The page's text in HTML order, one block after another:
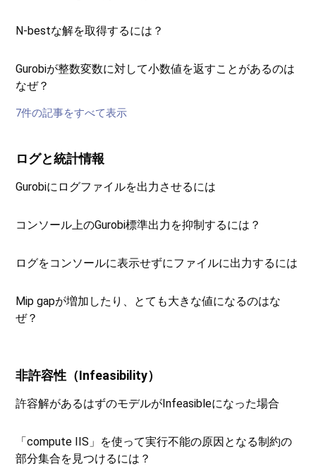
N-bestな解を取得するには？
Gurobiが整数変数に対して小数値を返すことがあるのは
なぜ？
7件の記事をすべて表示
ログと統計情報
Gurobiにログファイルを出力させるには
コンソール上のGurobi標準出力を抑制するには？
ログをコンソールに表示せずにファイルに出力するには
Mip gapが増加したり、とても大きな値になるのはな
ぜ？
非許容性（Infeasibility）
許容解があるはずのモデルがInfeasibleになった場合
「compute IIS」を使って実行不能の原因となる制約の
部分集合を見つけるには？